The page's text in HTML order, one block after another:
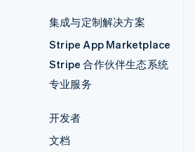
集成与定制解决方案
Stripe App Marketplace
Stripe 合作伙伴生态系统
专业服务
开发者
文档